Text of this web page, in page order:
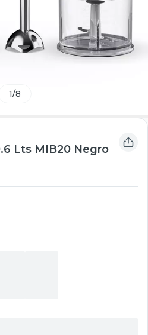
1/8
Lts MIB20 Negro